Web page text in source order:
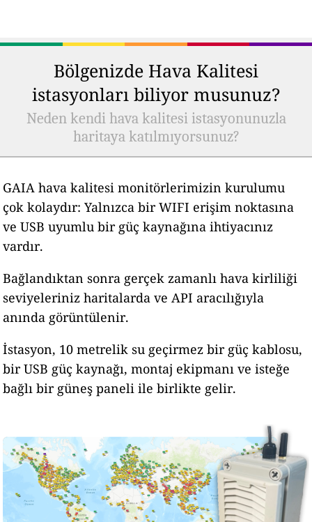
Bölgenizde Hava Kalitesi
istasyonları biliyor musunuz?
Neden kendi hava kalitesi istasyonunuzla
haritaya katılmıyorsunuz?
GAIA hava kalitesi monitörlerimizin kurulumu
çok kolaydır: Yalnızca bir WIFI erişim noktasına
ve USB uyumlu bir güç kaynağına ihtiyacınız
vardır.
Bağlandıktan sonra gerçek zamanlı hava kirliliği
seviyeleriniz haritalarda ve API aracılığıyla
anında görüntülenir.
İstasyon, 10 metrelik su geçirmez bir güç kablosu,
bir USB güç kaynağı, montaj ekipmanı ve isteğe
bağlı bir güneş paneli ile birlikte gelir.